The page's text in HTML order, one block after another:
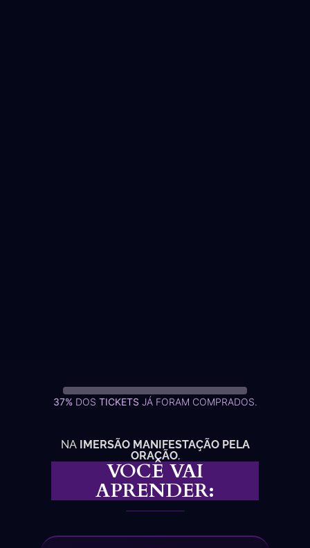
37%DOS TICKETS JÁ FORAM COMPRADOS.
NA IMERSÃO MANIFESTAÇÃO PELA
ORAÇÃO,
VOCÊ VAI
APRENDER: